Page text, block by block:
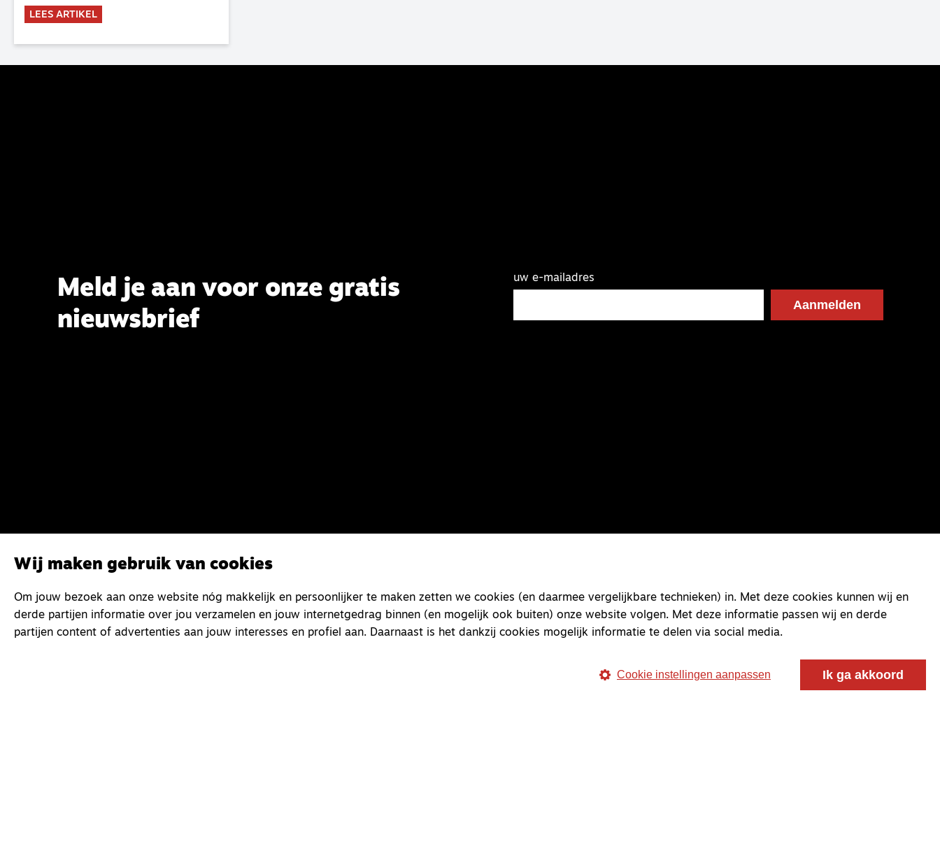
Belijdende Kerk (CBK) lezen. Deze
commissie is al sinds de eenwording
2023 de opdracht om haar analyse
LEES ARTIKEL
Meld je aan voor onze gratis
nieuwsbrief
uw e-mailadres
Wij maken gebruik van cookies
Om jouw bezoek aan onze website nóg makkelijk en persoonlijker te maken zetten we cookies (en daarmee vergelijkbare technieken) in. Met deze cookies kunnen wij en
derde partijen informatie over jou verzamelen en jouw internetgedrag binnen (en mogelijk ook buiten) onze website volgen. Met deze informatie passen wij en derde
partijen content of advertenties aan jouw interesses en profiel aan. Daarnaast is het dankzij cookies mogelijk informatie te delen via social media.
Cookie instellingen aanpassen Ik ga akkoord